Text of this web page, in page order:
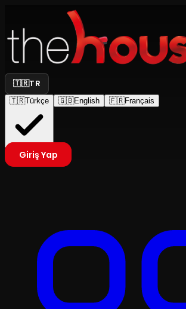
🇹🇷TR
🇹🇷Türkçe 🇬🇧English 🇫🇷Français
Giriş Yap